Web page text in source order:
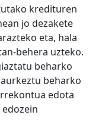
kredituren
jo dezakete
eta, hala
behera uzteko.
beharko
beharko
edota